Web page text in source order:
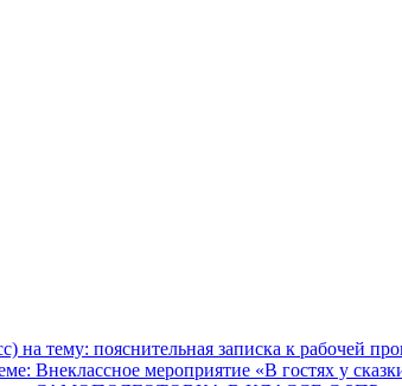
на тему: пояснительная записка к рабочей
Внеклассное мероприятие «В гостях у